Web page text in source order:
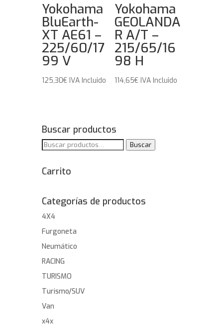
Yokohama
BluEarth-
XT AE61 –
225/60/17
99 V
125,30€ IVA Incluido
Yokohama
GEOLANDA
R A/T –
215/65/16
98 H
114,65€ IVA Incluido
Buscar productos
Buscar
Buscar
Carrito
Categorías de productos
4X4
Furgoneta
Neumático
RACING
TURISMO
Turismo/SUV
Van
x4x